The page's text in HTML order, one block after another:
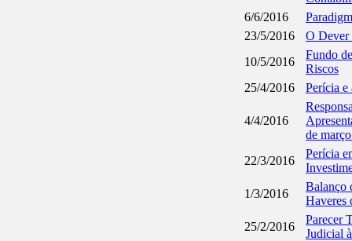
6/6/2016
23/5/2016
O Dever
10/5/2016
Fundo
Riscos
25/4/2016
Perícia
4/4/2016
de
22/3/2016
Perícia
1/3/2016
Balanço
Haveres
25/2/2016
Parecer
Judicial